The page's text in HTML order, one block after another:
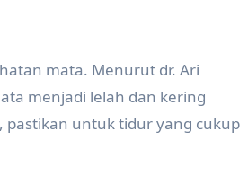
mata. Menurut dr. Ari
menjadi lelah dan kering
pastikan untuk tidur yang cukup